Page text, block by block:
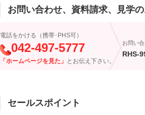
お問い合わせ、資料請求、見学
電話をかける（携帯･PHS可）
042-497-5777
「ホームページを見た」 とお伝え下さい。
お問い
RHS-
セールスポイント